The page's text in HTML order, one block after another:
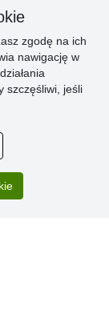
zgodę na ich
nawigację w
szczęśliwi, jeśli